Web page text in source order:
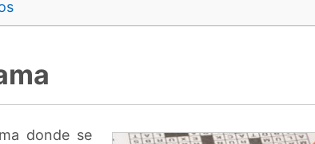
donde se